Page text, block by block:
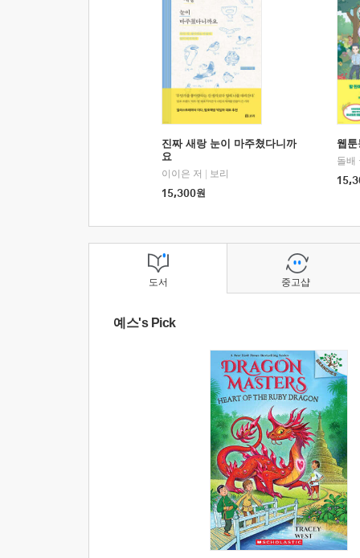
진짜 새랑 눈이 마주쳤다니까
요
이이은 저
보리
15,300원
웹
돌배
도서
예스's Pick
중고샵